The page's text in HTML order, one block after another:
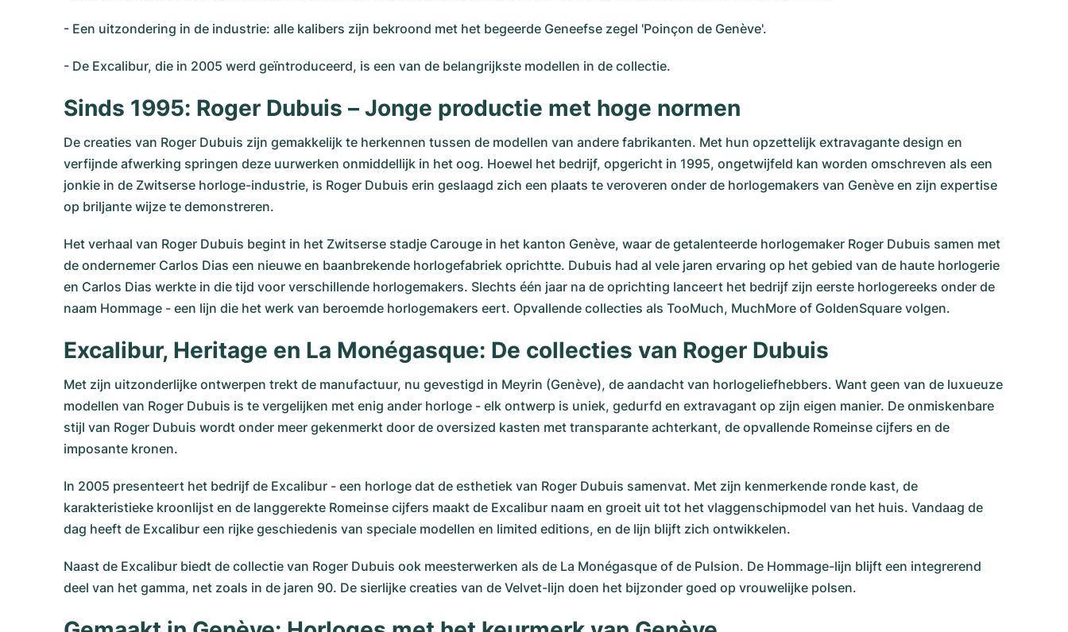
- Een uitzondering in de industrie: alle kalibers zijn bekroond met het begeerde Geneefse zegel 'Poinçon de Genève'.
- De Excalibur, die in 2005 werd geïntroduceerd, is een van de belangrijkste modellen in de collectie.
Sinds 1995: Roger Dubuis – Jonge productie met hoge normen
De creaties van Roger Dubuis zijn gemakkelijk te herkennen tussen de modellen van andere fabrikanten. Met hun opzettelijk extravagante design en
verfijnde afwerking springen deze uurwerken onmiddellijk in het oog. Hoewel het bedrijf, opgericht in 1995, ongetwijfeld kan worden omschreven als een
jonkie in de Zwitserse horloge-industrie, is Roger Dubuis erin geslaagd zich een plaats te veroveren onder de horlogemakers van Genève en zijn expertise
op briljante wijze te demonstreren.
Het verhaal van Roger Dubuis begint in het Zwitserse stadje Carouge in het kanton Genève, waar de getalenteerde horlogemaker Roger Dubuis samen met
de ondernemer Carlos Dias een nieuwe en baanbrekende horlogefabriek oprichtte. Dubuis had al vele jaren ervaring op het gebied van de haute horlogerie
en Carlos Dias werkte in die tijd voor verschillende horlogemakers. Slechts één jaar na de oprichting lanceert het bedrijf zijn eerste horlogereeks onder de
naam Hommage - een lijn die het werk van beroemde horlogemakers eert. Opvallende collecties als TooMuch, MuchMore of GoldenSquare volgen.
Excalibur, Heritage en La Monégasque: De collecties van Roger Dubuis
Met zijn uitzonderlijke ontwerpen trekt de manufactuur, nu gevestigd in Meyrin (Genève), de aandacht van horlogeliefhebbers. Want geen van de luxueuze
modellen van Roger Dubuis is te vergelijken met enig ander horloge - elk ontwerp is uniek, gedurfd en extravagant op zijn eigen manier. De onmiskenbare
stijl van Roger Dubuis wordt onder meer gekenmerkt door de oversized kasten met transparante achterkant, de opvallende Romeinse cijfers en de
imposante kronen.
In 2005 presenteert het bedrijf de Excalibur - een horloge dat de esthetiek van Roger Dubuis samenvat. Met zijn kenmerkende ronde kast, de
karakteristieke kroonlijst en de langgerekte Romeinse cijfers maakt de Excalibur naam en groeit uit tot het vlaggenschipmodel van het huis. Vandaag de
dag heeft de Excalibur een rijke geschiedenis van speciale modellen en limited editions, en de lijn blijft zich ontwikkelen.
Naast de Excalibur biedt de collectie van Roger Dubuis ook meesterwerken als de La Monégasque of de Pulsion. De Hommage-lijn blijft een integrerend
deel van het gamma, net zoals in de jaren 90. De sierlijke creaties van de Velvet-lijn doen het bijzonder goed op vrouwelijke polsen.